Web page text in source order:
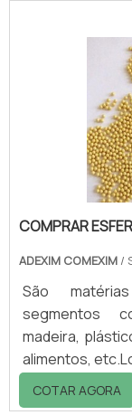
diretamente
segurança e
da umidade.O
ambiente
seja em: -
COMPRAR
ADEXIM COMEXIM /
São
segmentos
madeira,
alimentos,
20kgAo
o cliente
COTAR AGORA